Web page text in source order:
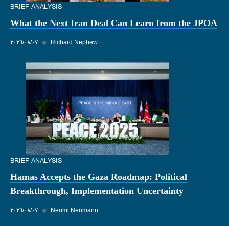
BRIEF ANALYSIS
What the Next Iran Deal Can Learn from the JPOA
٠٧‏/٠٨‏/٢٠٢٦ ◆ Richard Nephew
BRIEF ANALYSIS
Hamas Accepts the Gaza Roadmap: Political
Breakthrough, Implementation Uncertainty
٠٧‏/٠٨‏/٢٠٢٦ ◆ Neomi Neumann